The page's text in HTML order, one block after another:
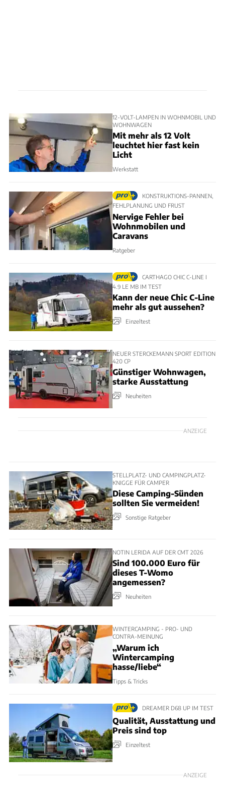
12-VOLT-LAMPEN IN WOHNMOBIL UND
WOHNWAGEN
Mit mehr als 12 Volt
leuchtet hier fast kein
Licht
Werkstatt
KONSTRUKTIONS-PANNEN,
FEHLPLANUNG UND FRUST
Nervige Fehler bei
Wohnmobilen und
Caravans
Ratgeber
CARTHAGO CHIC C-LINE I
4.9 LE MB IM TEST
Kann der neue Chic C-Line
mehr als gut aussehen?
Einzeltest
NEUER STERCKEMANN SPORT EDITION
420 CP
Günstiger Wohnwagen,
starke Ausstattung
Neuheiten
ANZEIGE
STELLPLATZ- UND CAMPINGPLATZ-
KNIGGE FÜR CAMPER
Diese Camping-Sünden
sollten Sie vermeiden!
Sonstige Ratgeber
NOTIN LERIDA AUF DER CMT 2026
Sind 100.000 Euro für
dieses T-Womo
angemessen?
Neuheiten
WINTERCAMPING - PRO- UND
CONTRA-MEINUNG
„Warum ich
Wintercamping
hasse/liebe“
Tipps & Tricks
DREAMER D68 UP IM TEST
Qualität, Ausstattung und
Preis sind top
Einzeltest
ANZEIGE